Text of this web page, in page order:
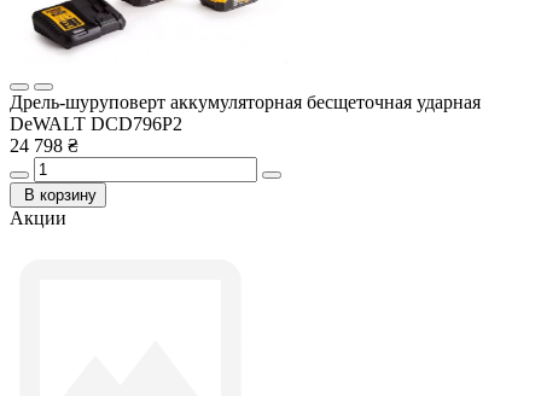
Дрель-шуруповерт аккумуляторная бесщеточная ударная
DeWALT DCD796P2
24 798 ₴
В корзину
Акции